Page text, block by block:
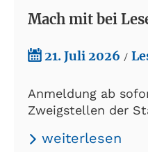
Mach mit bei
21. Juli 2026 /
Anmeldung ab
Zweigstellen der
weiterlesen